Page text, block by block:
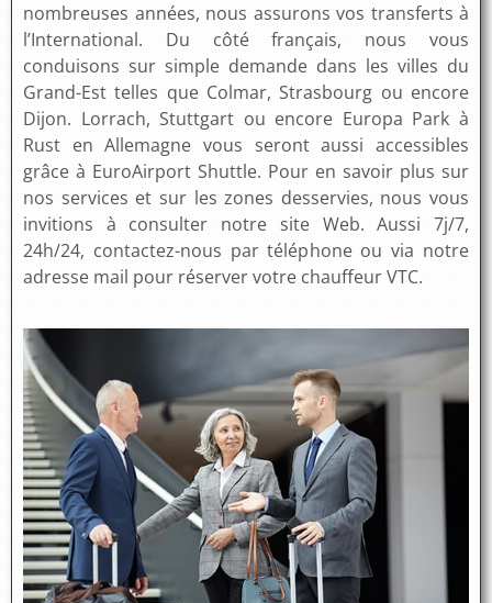
nombreuses années, nous assurons vos transferts à
l’International. Du côté français, nous vous
conduisons sur simple demande dans les villes du
Grand-Est telles que Colmar, Strasbourg ou encore
Dijon. Lorrach, Stuttgart ou encore Europa Park à
Rust en Allemagne vous seront aussi accessibles
grâce à EuroAirport Shuttle. Pour en savoir plus sur
nos services et sur les zones desservies, nous vous
invitions à consulter notre site Web. Aussi 7j/7,
24h/24, contactez-nous par téléphone ou via notre
adresse mail pour réserver votre chauffeur VTC.